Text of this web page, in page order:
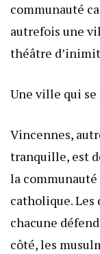
communauté
autrefois une
théâtre
Une ville qui
Vincennes,
tranquille, est
la
catholique. Les
chacune
côté, les